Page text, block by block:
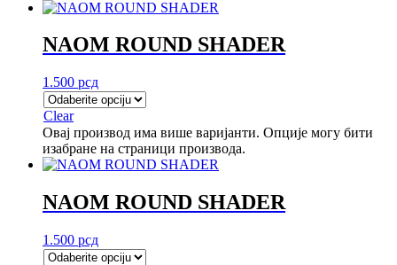
NAOM ROUND SHADER
1.500 рсд
Clear
Овај производ има више варијанти. Опције могу бити
изабране на страници производа.
NAOM ROUND SHADER
1.500 рсд